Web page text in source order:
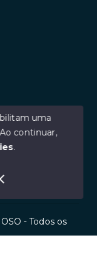
- Todos os
uma
Ao continuar,
.